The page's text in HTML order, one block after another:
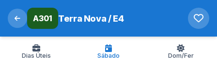
A301 Terra Nova / E4
Dias Úteis Sábado Dom/Fer